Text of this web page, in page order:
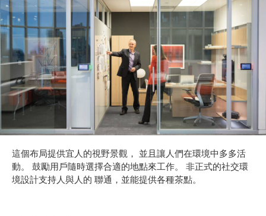
這個布局提供宜人的視野景觀， 並且讓人們在環境中多多活
動。 鼓勵用戶隨時選擇合適的地點來工作。 非正式的社交環
境設計支持人與人的 聯通，並能提供各種茶點。